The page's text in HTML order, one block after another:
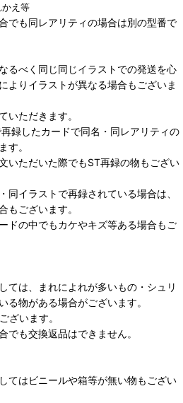
え等
でも同レアリティの場合は別の型番で
るべく同じ同じイラストでの発送を心
よりイラストが異なる場合もございま
いただきます。
録したカードで同名・同レアリティの
す。
いただいた際でもST再録の物もござい
同イラストで再録されている場合は、
もございます。
ドの中でもカケやキズ等ある場合もご
ては、まれによれが多いもの・シュリ
る物がある場合がございます。
ざいます。
でも交換返品はできません。
てはビニールや箱等が無い物もござい